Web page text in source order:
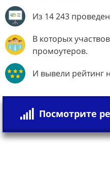
Из 14 243
В которых
промоутеров.
И вывели рейтинг
Посмотрите